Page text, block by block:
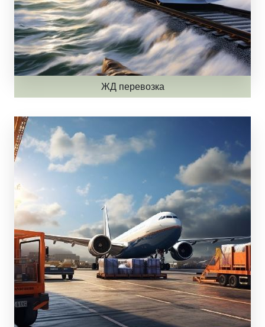
ЖД перевозка